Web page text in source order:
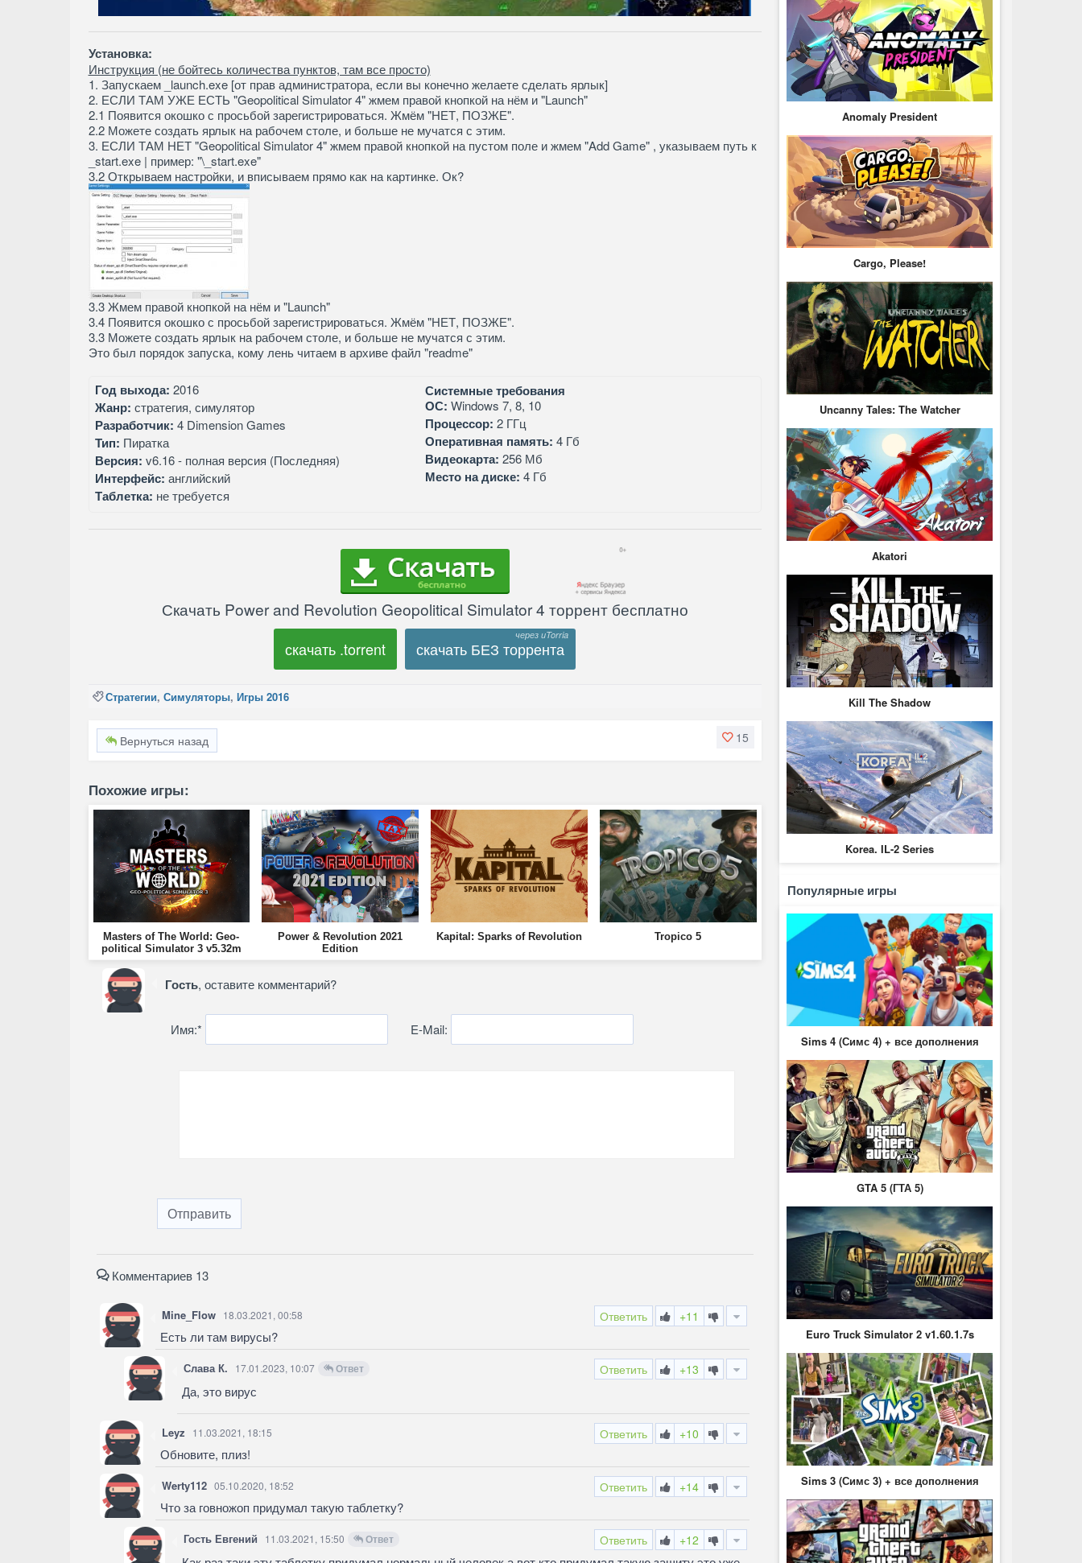
Установка:
Инструкция (не бойтесь количества пунктов, там все просто)
1. Запускаем _launch.exe [от прав администратора, если вы конечно желаете сделать ярлык]
2. ЕСЛИ ТАМ УЖЕ ЕСТЬ "Geopolitical Simulator 4" жмем правой кнопкой на нём и "Launch"
2.1 Появится окошко с просьбой зарегистрироваться. Жмём "НЕТ, ПОЗЖЕ".
2.2 Можете создать ярлык на рабочем столе, и больше не мучатся с этим.
3. ЕСЛИ ТАМ НЕТ "Geopolitical Simulator 4" жмем правой кнопкой на пустом поле и жмем "Add Game" , указываем путь к
_start.exe | пример: "\_start.exe"
3.2 Открываем настройки, и вписываем прямо как на картинке. Ок?
3.3 Жмем правой кнопкой на нём и "Launch"
3.4 Появится окошко с просьбой зарегистрироваться. Жмём "НЕТ, ПОЗЖЕ".
3.3 Можете создать ярлык на рабочем столе, и больше не мучатся с этим.
Это был порядок запуска, кому лень читаем в архиве файл "readme"
Год выхода: 2016
Жанр: стратегия, симулятор
Разработчик: 4 Dimension Games
Тип: Пиратка
Версия: v6.16 - полная версия (Последняя)
Интерфейс: английский
Таблетка: не требуется
Системные требования
ОС: Windows 7, 8, 10
Процессор: 2 ГГц
Оперативная память: 4 Гб
Видеокарта: 256 Мб
Место на диске: 4 Гб
Скачать Power and Revolution Geopolitical Simulator 4 торрент бесплатно
скачать .torrent скачать БЕЗ торрента
Стратегии, Симуляторы, Игры 2016
15
Вернуться назад
Похожие игры:
Masters of The World: Geo-
political Simulator 3 v5.32m
Power & Revolution 2021
Edition
Kapital: Sparks of Revolution Tropico 5
Гость, оставите комментарий?
Имя:* E-Mail:
Отправить
Комментариев 13
Ответить +11
Mine_Flow 18.03.2021, 00:58
Есть ли там вирусы?
Ответить +13
Слава К. 17.01.2023, 10:07 Ответ
Да, это вирус
Ответить +10
Leyz 11.03.2021, 18:15
Обновите, плиз!
Ответить +14
Werty112 05.10.2020, 18:52
Что за говножоп придумал такую таблетку?
Ответить +12
Гость Евгений 11.03.2021, 15:50 Ответ
Anomaly President
Cargo, Please!
Uncanny Tales: The Watcher
Akatori
Kill The Shadow
Korea. IL-2 Series
Популярные игры
Sims 4 (Симс 4) + все дополнения
GTA 5 (ГТА 5)
Euro Truck Simulator 2 v1.60.1.7s
Sims 3 (Симс 3) + все дополнения